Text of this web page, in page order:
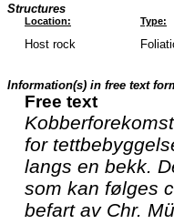
Structures
Location: Type:
Host rock
Information(s) in free text
Free text
for
langs en bekk.
som kan følges
befart av Chr.